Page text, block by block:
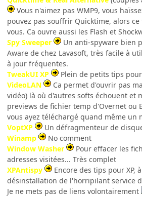
Vous n'aimez pas WMP9, vous
pouvez pas souffrir Quicktime, alors
vous. Ca ouvre aussi les Flash et
Spy Sweeper
Un anti-spyware bien
Aware de chez Lavasoft, très facile à
à jour fréquentes.
TweakUI XP
Plein de petits tips
VideoLAN
Ca permet d'ouvrir pas
vidéo) là où d'autres softs échouent et
previews de fichier temp d'Overnet ou
vous ayez téléchargé quand même un
VoptXP
Un défragmenteur de
Winamp
No comment
Window Washer
Pour effacer les
adresses visitées... Très complet
XPAntispy
Encore des tips pour XP,
désinstallation de l'horripilant service
Je ne mets pas de liens volontairement